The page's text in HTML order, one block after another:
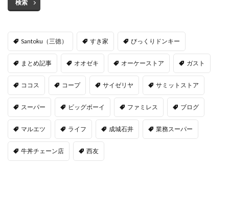
検索
Santoku（三徳） すき家 びっくりドンキー
まとめ記事 オオゼキ オーケーストア ガスト
ココス コープ サイゼリヤ サミットストア
スーパー ビッグボーイ ファミレス ブログ
マルエツ ライフ 成城石井 業務スーパー
牛丼チェーン店 西友